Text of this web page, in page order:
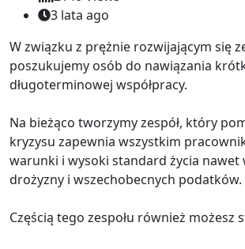
3 lata ago
W związku z prężnie rozwijającym się
poszukujemy osób do nawiązania
długoterminowej współpracy.
Na bieżąco tworzymy zespół, który
kryzysu zapewnia wszystkim
warunki i wysoki standard życia nawet
drożyzny i wszechobecnych podatków.
Częścią tego zespołu również możesz